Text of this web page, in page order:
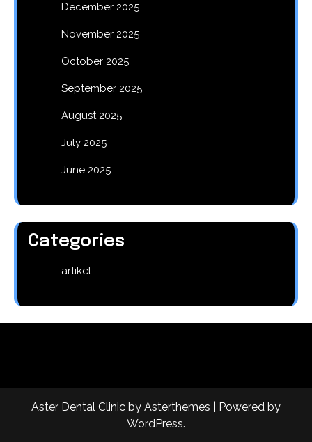
December 2025
November 2025
October 2025
September 2025
August 2025
July 2025
June 2025
Categories
artikel
Aster Dental Clinic by Asterthemes | Powered by
WordPress.